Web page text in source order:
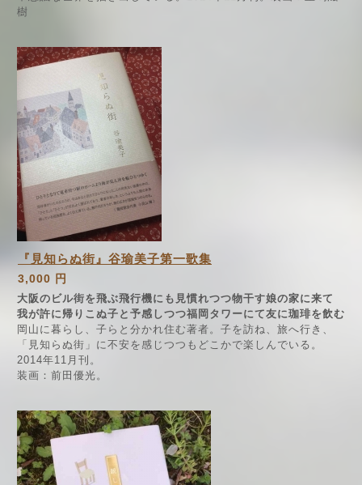
樹
『見知らぬ街』谷瑜美子第一歌集
3,000 円
大阪のビル街を飛ぶ飛行機にも見慣れつつ物干す娘の家に来て
我が許に帰りこぬ子と予感しつつ福岡タワーにて友に珈琲を飲む
岡山に暮らし、子らと分かれ住む著者。子を訪ね、旅へ行き、
「見知らぬ街」に不安を感じつつもどこかで楽しんでいる。
2014年11月刊。
装画：前田優光。